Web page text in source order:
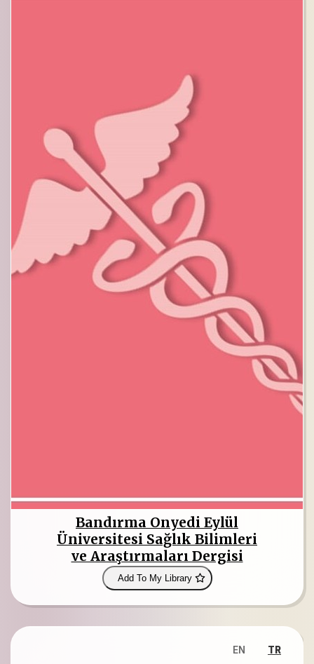
Bandırma Onyedi Eylül
Üniversitesi Sağlık Bilimleri
ve Araştırmaları Dergisi
Add To My Library
EN TR